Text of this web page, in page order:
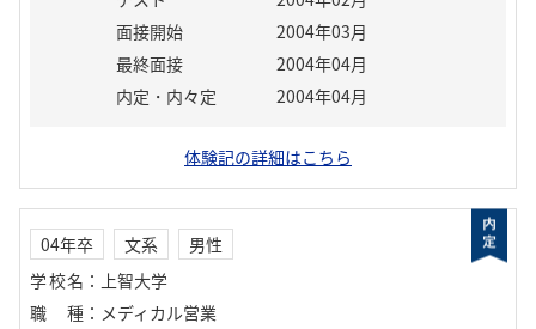
面接開始
2004年03月
最終面接
2004年04月
内定・内々定
2004年04月
体験記の詳細はこちら
04年卒 文系
男性
学校名 ： 上智大学
職種 ： メディカル営業